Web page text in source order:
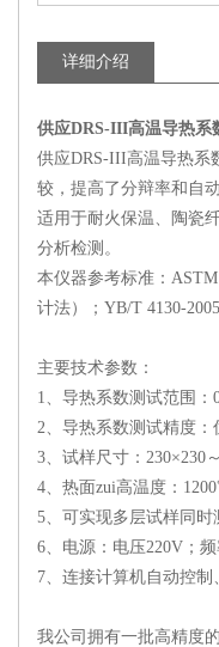
详细介绍
供应DRS-III高温导热系
供应DRS-III高温导热系
较，提高了分辩率和自
适用于耐火保温、陶瓷
分析检测。
本仪器参考标准：
计法）；YB/T 4130-
主要技术参数：
1、导热系数测试范围：
2、导热系数测试精度：
3、试样尺寸：230×230
4、热面zui高温度：
5、可实现多层试样同时
6、电源：电压220V；
7、连接计算机自动控
我公司拥有一批高精度